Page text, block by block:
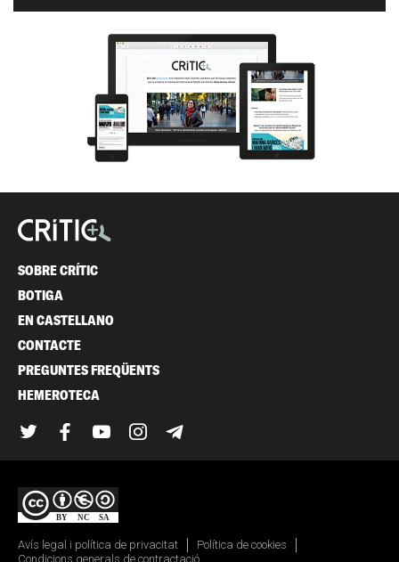
SOBRE CRÍTIC
BOTIGA
EN CASTELLANO
CONTACTE
PREGUNTES FREQÜENTS
HEMEROTECA
TwitterFacebook
YouTubeInstagram
Avís legal i política de privacitat
Política de cookies
Condicions generals de contractació